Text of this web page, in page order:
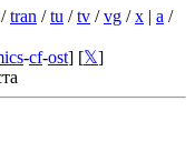
/tran /tu /tv /vg /x | a /
-cf-ost] [𝕏]